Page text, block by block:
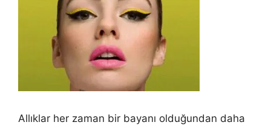
Allıklar her zaman bir bayanı olduğundan daha